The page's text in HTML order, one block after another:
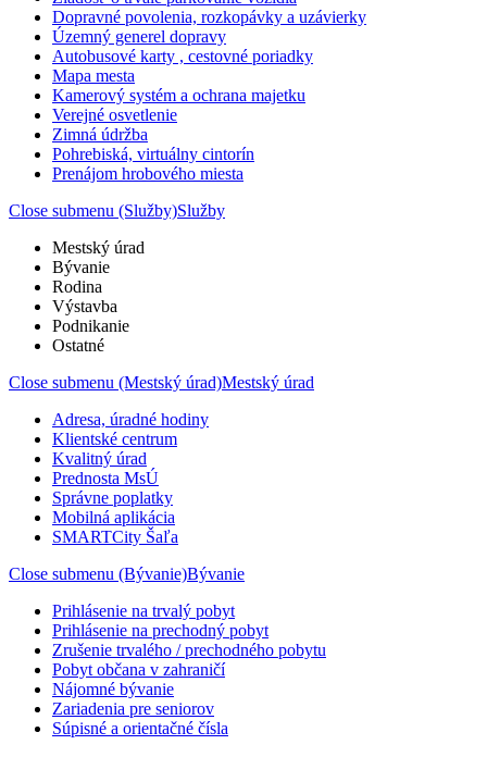
Dopravné povolenia, rozkopávky a uzávierky
Územný generel dopravy
Autobusové karty , cestovné poriadky
Mapa mesta
Kamerový systém a ochrana majetku
Verejné osvetlenie
Zimná údržba
Pohrebiská, virtuálny cintorín
Prenájom hrobového miesta
Close submenu (Služby)Služby
Mestský úrad
Bývanie
Rodina
Výstavba
Podnikanie
Ostatné
Close submenu (Mestský úrad)Mestský úrad
Adresa, úradné hodiny
Klientské centrum
Kvalitný úrad
Prednosta MsÚ
Správne poplatky
Mobilná aplikácia
SMARTCity Šaľa
Close submenu (Bývanie)Bývanie
Prihlásenie na trvalý pobyt
Prihlásenie na prechodný pobyt
Zrušenie trvalého / prechodného pobytu
Pobyt občana v zahraničí
Nájomné bývanie
Zariadenia pre seniorov
Súpisné a orientačné čísla